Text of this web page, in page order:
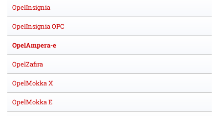
OpelInsignia
OpelInsignia OPC
OpelAmpera-e
OpelZafira
OpelMokka X
OpelMokka E